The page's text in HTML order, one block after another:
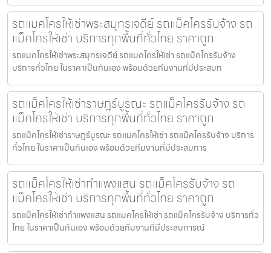
รถแมคโครให้เช่าพระสมุทรเจดีย์ รถแม็คโครรับจ้าง รถ
แม็คโครให้เช่า บริการทุกพื้นที่ทั่วไทย ราคาถูก
รถแมคโครให้เช่าพระสมุทรเจดีย์ รถแมคโครให้เช่า รถแม็คโครรับจ้าง
บริการทั่วไทย ในราคาเป็นกันเอง พร้อมด้วยทีมงานที่มีประสบก
รถแม็คโครให้เช่าราษฎร์บูรณะ รถแม็คโครรับจ้าง รถ
แม็คโครให้เช่า บริการทุกพื้นที่ทั่วไทย ราคาถูก
รถแม็คโครให้เช่าราษฎร์บูรณะ รถแมคโครให้เช่า รถแม็คโครรับจ้าง บริการ
ทั่วไทย ในราคาเป็นกันเอง พร้อมด้วยทีมงานที่มีประสบการ
รถแม็คโครให้เช่ากำแพงแสน รถแม็คโครรับจ้าง รถ
แม็คโครให้เช่า บริการทุกพื้นที่ทั่วไทย ราคาถูก
รถแม็คโครให้เช่ากำแพงแสน รถแมคโครให้เช่า รถแม็คโครรับจ้าง บริการทั่ว
ไทย ในราคาเป็นกันเอง พร้อมด้วยทีมงานที่มีประสบการณ์